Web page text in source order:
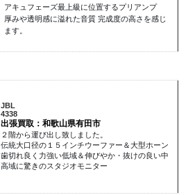
アキュフェーズ最上級に位置するプリアンプ
厚みや透明感に溢れた音質 完成度の高さを感じ
ます。
JBL
4338
出張買取：和歌山県有田市
２階から運び出し致しました。
伝統大口径の１５インチウーファー＆大型ホーン
歯切れ良く力強い低域＆伸びやか・抜けの良い中
高域に驚きのスタジオモニター